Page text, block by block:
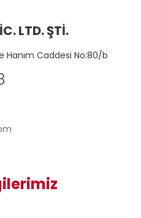
LTD. ŞTİ.
Hanım Caddesi No:80/b